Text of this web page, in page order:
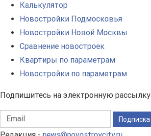
Калькулятор
Новостройки Подмосковья
Новостройки Новой Москвы
Сравнение новостроек
Квартиры по параметрам
Новостройки по параметрам
Подпишитесь на электронную рассылку
Подписка